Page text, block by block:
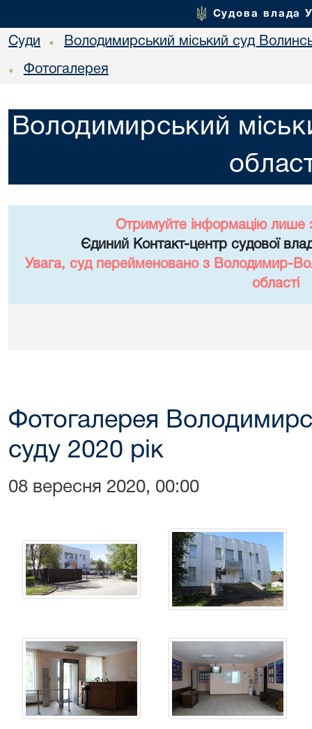
Судова влада
Суди • Володимирський міський суд
• Фотогалерея
Володимирський
Отримуйте інформацію лише
Єдиний Контакт-центр судової
Увага, суд перейменовано з Володимир-
області
Фотогалерея
суду 2020 рік
08 вересня 2020, 00:00